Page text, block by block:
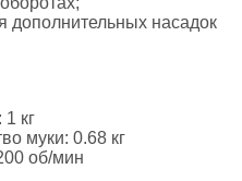
дополнительных насадок
кг
муки: 0.68 кг
об/мин